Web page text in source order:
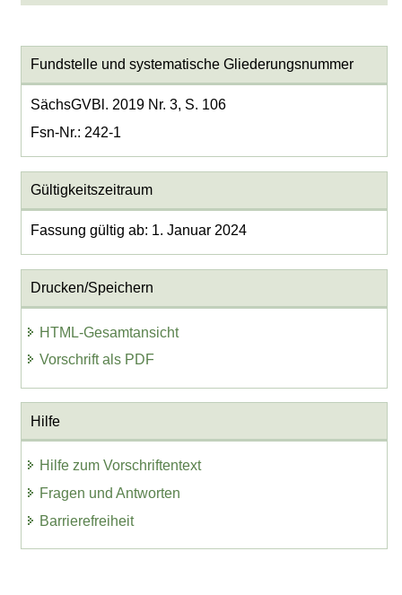
Fundstelle und systematische Gliederungsnummer
SächsGVBl. 2019 Nr. 3, S. 106
Fsn-Nr.: 242-1
Gültigkeitszeitraum
Fassung gültig ab: 1. Januar 2024
Drucken/Speichern
HTML-Gesamtansicht
Vorschrift als PDF
Hilfe
Hilfe zum Vorschriftentext
Fragen und Antworten
Barrierefreiheit